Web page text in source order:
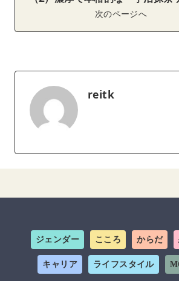
次のページへ
reitk
ジェンダー こころ からだ
キャリア ライフスタイル